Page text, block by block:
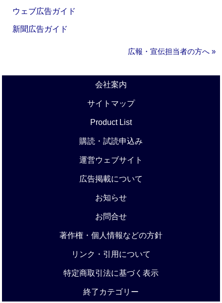
ウェブ広告ガイド
新聞広告ガイド
広報・宣伝担当者の方へ »
会社案内
サイトマップ
Product List
購読・試読申込み
運営ウェブサイト
広告掲載について
お知らせ
お問合せ
著作権・個人情報などの方針
リンク・引用について
特定商取引法に基づく表示
終了カテゴリー